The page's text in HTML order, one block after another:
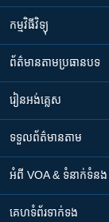
កម្មវិធី​វិទ្យុ
ព័ត៌មាន​តាមប្រធានបទ​
រៀន​​អង់គ្លេស
ទទួល​ព័ត៌មាន​តាម
អំពី​ VOA & ទំនាក់ទំនង
គេហទំព័រ​​ទាក់ទង